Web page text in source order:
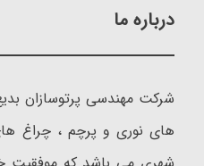
درباره ما
شرکت مهندسی پرتوسازان
های نوری و پرچم ، چراغ